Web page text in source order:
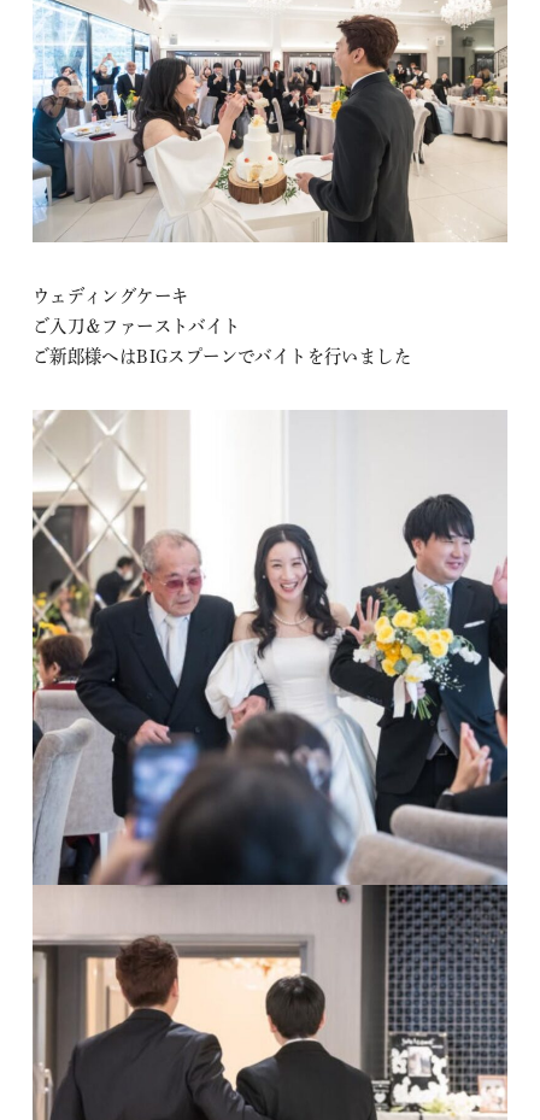
ウェディングケーキ
ご入刀＆ファーストバイト
ご新郎様へはBIGスプーンでバイトを行いました